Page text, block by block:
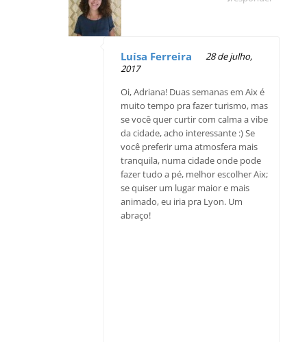
Luísa Ferreira
28 de julho,
2017
Oi, Adriana! Duas semanas em Aix é
muito tempo pra fazer turismo, mas
se você quer curtir com calma a vibe
da cidade, acho interessante :) Se
você preferir uma atmosfera mais
tranquila, numa cidade onde pode
fazer tudo a pé, melhor escolher Aix;
se quiser um lugar maior e mais
animado, eu iria pra Lyon. Um
abraço!